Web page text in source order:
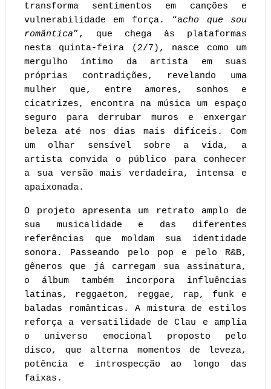
transforma sentimentos em canções e
vulnerabilidade em força. “acho que sou
romântica”, que chega às plataformas
nesta quinta-feira (2/7), nasce como um
mergulho íntimo da artista em suas
próprias contradições, revelando uma
mulher que, entre amores, sonhos e
cicatrizes, encontra na música um espaço
seguro para derrubar muros e enxergar
beleza até nos dias mais difíceis. Com
um olhar sensível sobre a vida, a
artista convida o público para conhecer
a sua versão mais verdadeira, intensa e
apaixonada.
O projeto apresenta um retrato amplo de
sua musicalidade e das diferentes
referências que moldam sua identidade
sonora. Passeando pelo pop e pelo R&B,
gêneros que já carregam sua assinatura,
o álbum também incorpora influências
latinas, reggaeton, reggae, rap, funk e
baladas românticas. A mistura de estilos
reforça a versatilidade de Clau e amplia
o universo emocional proposto pelo
disco, que alterna momentos de leveza,
potência e introspecção ao longo das
faixas.